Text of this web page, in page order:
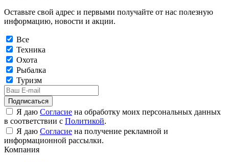
Оставьте свой адрес и первыми получайте от нас полезную
информацию, новости и акции.
Все
Техника
Охота
Рыбалка
Туризм
Подписаться
Я даю Согласие на обработку моих персональных данных
в соответствии с Политикой.
Я даю Согласие на получение рекламной и
информационной рассылки.
Компания